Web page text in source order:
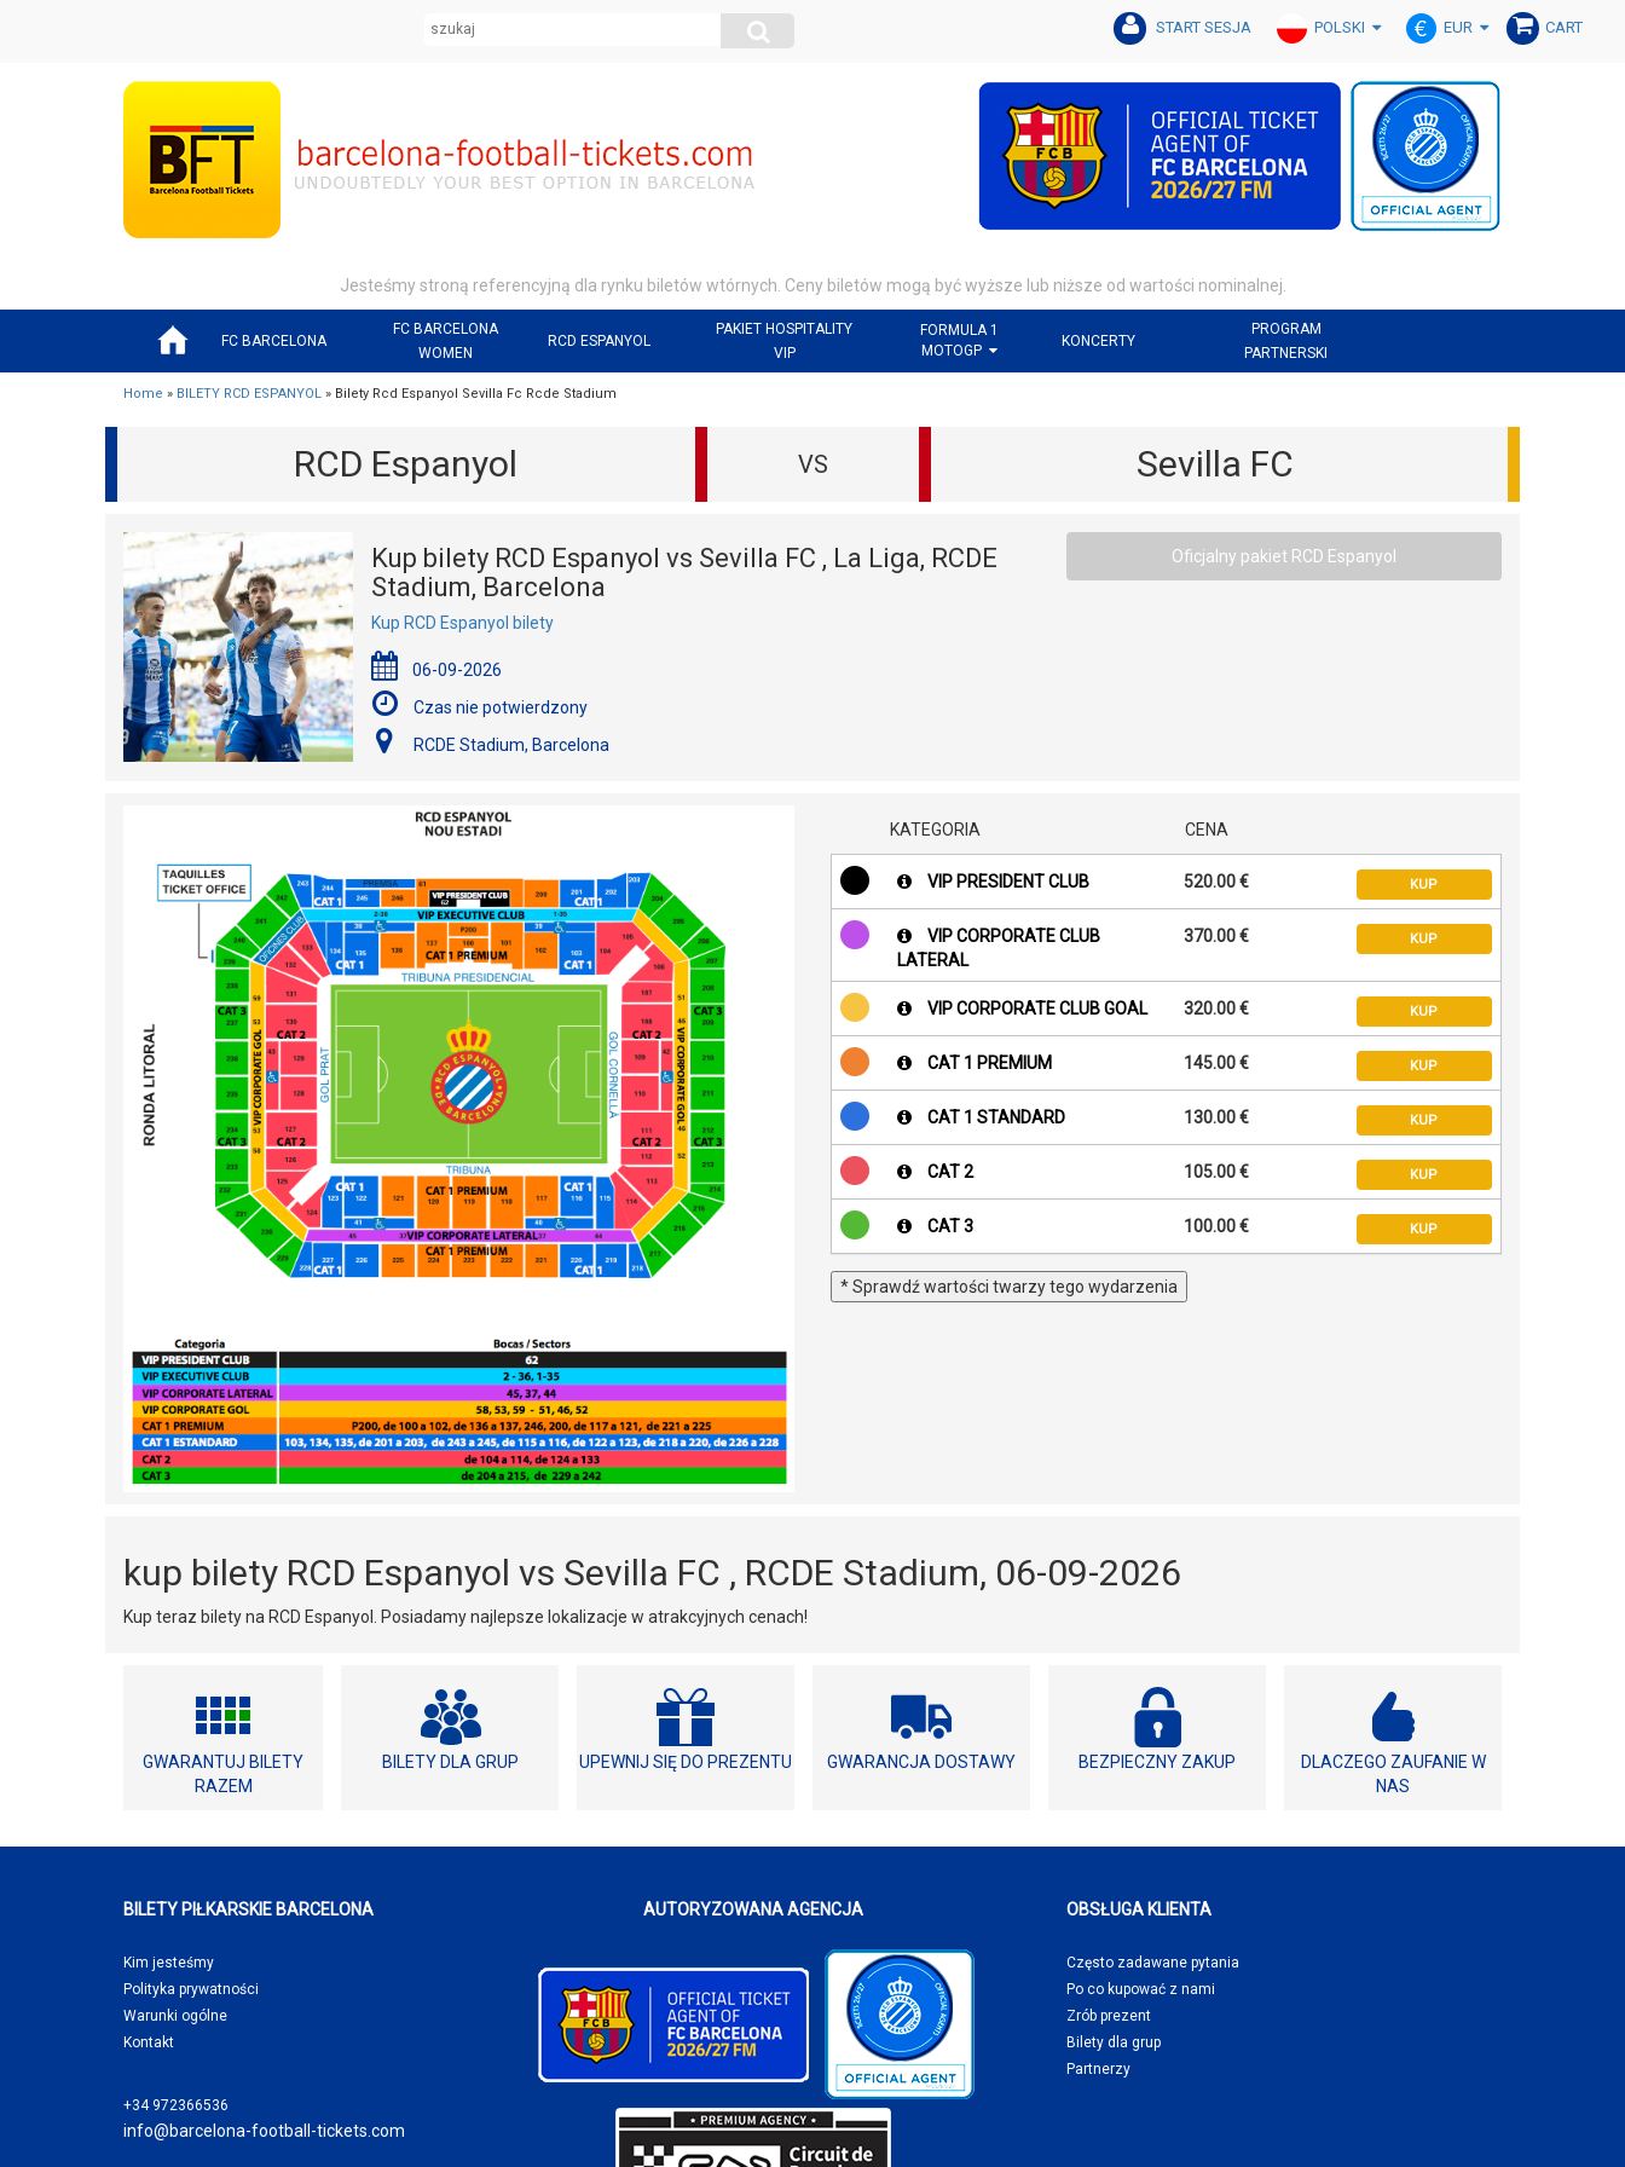
CART
EUR
POLSKI
START SESJA
Jesteśmy stroną referencyjną dla rynku biletów wtórnych. Ceny biletów mogą być wyższe lub niższe od wartości nominalnej.
FC BARCELONA
FC BARCELONA
WOMEN
RCD ESPANYOL
PAKIET HOSPITALITY
VIP
FORMULA 1
MOTOGP
KONCERTY
PROGRAM
PARTNERSKI
Home » BILETY RCD ESPANYOL » Bilety Rcd Espanyol Sevilla Fc Rcde Stadium
RCD Espanyol VS Sevilla FC
Kup bilety RCD Espanyol vs Sevilla FC , La Liga, RCDE
Stadium, Barcelona
Kup RCD Espanyol bilety
06-09-2026
Czas nie potwierdzony
RCDE Stadium, Barcelona
Oficjalny pakiet RCD Espanyol
KATEGORIA CENA
VIP PRESIDENT CLUB 520.00 € KUP
VIP CORPORATE CLUB
LATERAL
370.00 € KUP
VIP CORPORATE CLUB GOAL 320.00 € KUP
CAT 1 PREMIUM 145.00 € KUP
CAT 1 STANDARD 130.00 € KUP
CAT 2 105.00 € KUP
CAT 3 100.00 € KUP
* Sprawdź wartości twarzy tego wydarzenia
kup bilety RCD Espanyol vs Sevilla FC , RCDE Stadium, 06-09-2026
Kup teraz bilety na RCD Espanyol. Posiadamy najlepsze lokalizacje w atrakcyjnych cenach!
GWARANTUJ BILETY
RAZEM
BILETY DLA GRUP UPEWNIJ SIĘ DO PREZENTU GWARANCJA DOSTAWY BEZPIECZNY ZAKUP
DLACZEGO ZAUFANIE W
NAS
BILETY PIŁKARSKIE BARCELONA
Kim jesteśmy
Polityka prywatności
Warunki ogólne
Kontakt
+34 972366536
info@barcelona-football-tickets.com
OBSŁUGA KLIENTA
Często zadawane pytania
Po co kupować z nami
Zrób prezent
Bilety dla grup
Partnerzy
AUTORYZOWANA AGENCJA